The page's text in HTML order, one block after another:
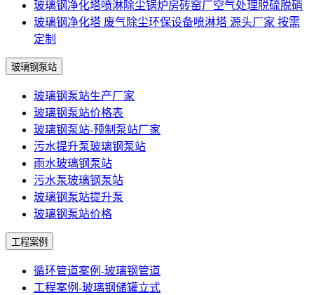
玻璃钢净化塔喷淋除尘锅炉房砖窑厂空气处理脱硫脱硝
玻璃钢净化塔 废气除尘环保设备喷淋塔 源头厂家 按需
定制
玻璃钢泵站
玻璃钢泵站生产厂家
玻璃钢泵站价格表
玻璃钢泵站-预制泵站厂家
污水提升泵玻璃钢泵站
雨水玻璃钢泵站
污水泵玻璃钢泵站
玻璃钢泵站提升泵
玻璃钢泵站价格
工程案例
循环管道案例-玻璃钢管道
工程案例-玻璃钢储罐立式